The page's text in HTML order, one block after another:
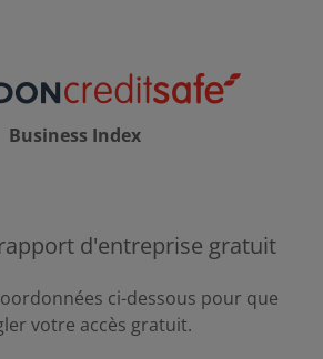
Business Index
d'entreprise gratuit
ci-dessous pour que
votre accès gratuit.